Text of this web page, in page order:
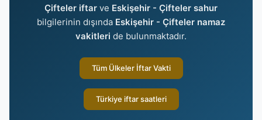
Çifteler iftar ve Eskişehir - Çifteler sahur
bilgilerinin dışında Eskişehir - Çifteler namaz
vakitleri de bulunmaktadır.
Tüm Ülkeler İftar Vakti
Türkiye iftar saatleri